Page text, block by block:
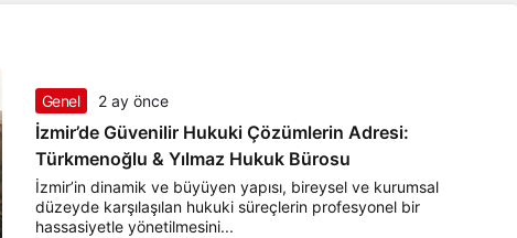
Genel 2 ay önce
İzmir’de Güvenilir Hukuki Çözümlerin Adresi:
Türkmenoğlu & Yılmaz Hukuk Bürosu
İzmir’in dinamik ve büyüyen yapısı, bireysel ve kurumsal
düzeyde karşılaşılan hukuki süreçlerin profesyonel bir
hassasiyetle yönetilmesini...